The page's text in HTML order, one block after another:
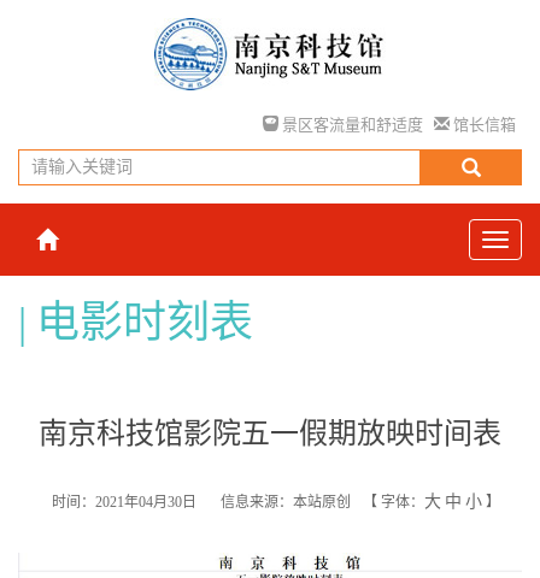
景区客流量和舒适度 馆长信箱
电影时刻表
南京科技馆影院五一假期放映时间表
时间：2021年04月30日 信息来源：本站原创 【 字体： 大 中 小 】